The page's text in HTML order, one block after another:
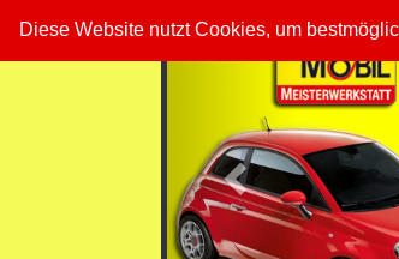
Diese Website nutzt Cookies, um
Previous